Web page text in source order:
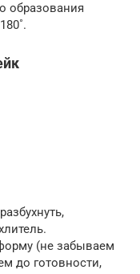
образования
(не забываем
до готовности,